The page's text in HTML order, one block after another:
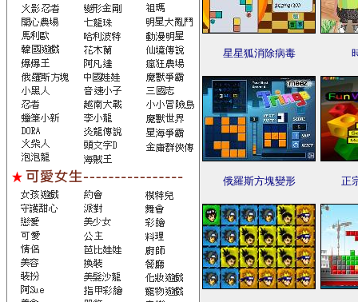
星星狐消除病毒
俄羅斯方塊變形 正